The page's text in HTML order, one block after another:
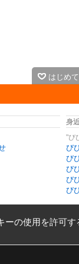
はじめ
身
"び
び
び
び
び
び
ーの使用を許可